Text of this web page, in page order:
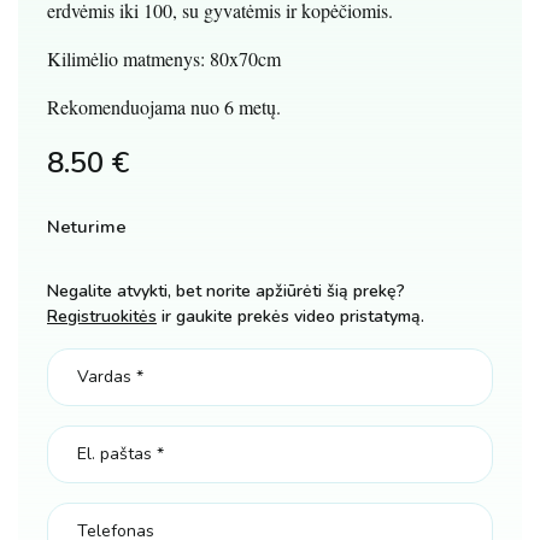
erdvėmis iki 100, su gyvatėmis ir kopėčiomis.
Kilimėlio matmenys: 80x70cm
Rekomenduojama nuo 6 metų.
8.50 €
Neturime
Negalite atvykti, bet norite apžiūrėti šią prekę?
Registruokitės ir gaukite prekės video pristatymą.